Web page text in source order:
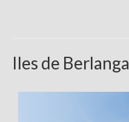
Iles de Berlanga